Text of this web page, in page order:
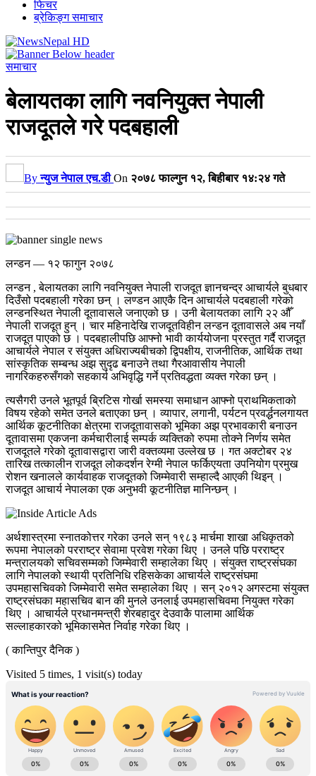
फिचर
ब्रेकिङ्ग समाचार
समाचार
बेलायतका लागि नवनियुक्त नेपाली
राजदूतले गरे पदबहाली
Byन्युज नेपाल एच.डी On २०७८ फाल्गुन १२, बिहीबार १४:२४ गते
लन्डन — १२ फागुन २०७८
लन्डन , बेलायतका लागि नवनियुक्त नेपाली राजदूत ज्ञानचन्द्र आचार्यले बुधबार
दिउँसो पदबहाली गरेका छन् ।लण्डन आएकै दिन आचार्यले पदबहाली गरेको
लन्डनस्थित नेपाली दूतावासले जनाएको छ । उनी बेलायतका लागि २२ औँ
नेपाली राजदूत हुन् । चार महिनादेखि राजदूतविहीन लन्डन दूतावासले अब नयाँ
राजदूत पाएको छ ।पदबहालीपछि आफ्नो भावी कार्ययोजना प्रस्तुत गर्दै राजदूत
आचार्यले नेपाल र संयुक्त अधिराज्यबीचको द्विपक्षीय, राजनीतिक, आर्थिक तथा
सांस्कृतिक सम्बन्ध अझ सुदृढ बनाउने तथा गैरआवासीय नेपाली
नागरिकहरुसँगको सहकार्य अभिवृद्धि गर्ने प्रतिवद्धता व्यक्त गरेका छन् ।
त्यसैगरी उनले भूतपूर्व ब्रिटिस गोर्खा समस्या समाधान आफ्नो प्राथमिकताको
विषय रहेको समेत उनले बताएका छन् । व्यापार, लगानी, पर्यटन प्रवर्द्धनलगायत
आर्थिक कूटनीतिका क्षेत्रमा राजदूतावासको भूमिका अझ प्रभावकारी बनाउन
दूतावासमा एकजना कर्मचारीलाई सम्पर्क व्यक्तिको रुपमा तोक्ने निर्णय समेत
राजदूतले गरेको दूतावासद्वारा जारी वक्तव्यमा उल्लेख छ ।गत अक्टोबर २४
तारिख तत्कालीन राजदूत लोकदर्शन रेग्मी नेपाल फर्किएयता उपनियोग प्रमुख
रोशन खनालले कार्यवाहक राजदूतको जिम्मेवारी सम्हाल्दै आएकी थिइन् ।
राजदूत आचार्य नेपालका एक अनुभवी कूटनीतिज्ञ मानिन्छन् ।
अर्थशास्त्रमा स्नातकोत्तर गरेका उनले सन् १९८३ मार्चमा शाखा अधिकृतको
रूपमा नेपालको परराष्ट्र सेवामा प्रवेश गरेका थिए । उनले पछि परराष्ट्र
मन्त्रालयको सचिवसम्मको जिम्मेवारी सम्हालेका थिए । संयुक्त राष्ट्रसंघका
लागि नेपालको स्थायी प्रतिनिधि रहिसकेका आचार्यले राष्ट्रसंघमा
उपमहासचिवको जिम्मेवारी समेत सम्हालेका थिए । सन् २०१२ अगस्टमा संयुक्त
राष्ट्रसंघका महासचिव बान की मुनले उनलाई उपमहासचिवमा नियुक्त गरेका
थिए । आचार्यले प्रधानमन्त्री शेरबहादुर देउवाकै पालामा आर्थिक
सल्लाहकारको भूमिकासमेत निर्वाह गरेका थिए ।
( कान्तिपुर दैनिक )
Visited 5 times, 1 visit(s) today